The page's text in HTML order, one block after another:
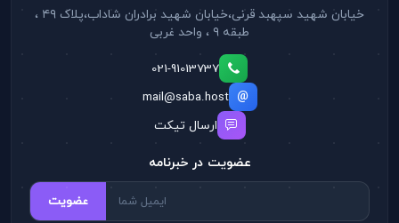
خیابان شهید سپهبد قرنی،خیابان شهید برادران شاداب،پلاک ۴۹ ،
طبقه ۹ ، واحد غربی
021-91013737
mail@saba.host
ارسال تیکت
عضویت در خبرنامه
عضویت